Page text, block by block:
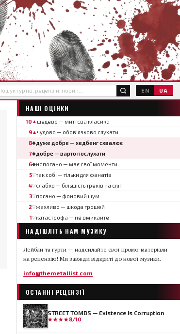
EN UA
НАШІ ОЦІНКИ
10 ▲ шедевр — миттєва класика
9▲ чудово — обов'язково слухати
8◆дуже добре — хедбенг схвалює
7◆добре — варто послухати
6◆непогано — має свої моменти
5▽так собі — тільки для фанатів
4▽слабко — більшість треків на скіп
3▽погано — фоновий шум
2▽жахливо — шкода грошей
1▽катастрофа — не вмикайте
НАДІШЛІТЬ НАМ МУЗИКУ
Лейбли та гурти — надсилайте свої промо-матеріали
на рецензію! Ми завжди відкриті до нової музики.
info@themetallist.com
ОСТАННІ РЕЦЕНЗІЇ
STREET TOMBS — Existence Is Corruption
★★★★8/10